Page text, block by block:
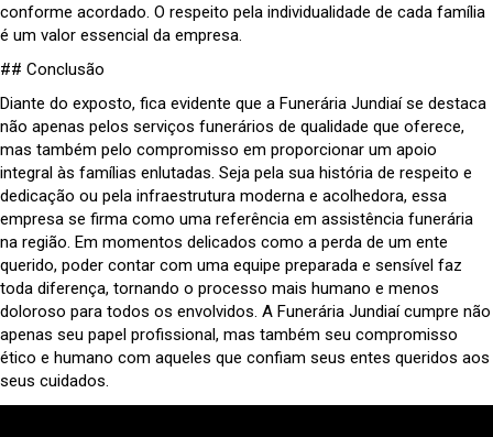
conforme acordado. O respeito pela individualidade de cada família
é um valor essencial da empresa.
## Conclusão
Diante do exposto, fica evidente que a Funerária Jundiaí se destaca
não apenas pelos serviços funerários de qualidade que oferece,
mas também pelo compromisso em proporcionar um apoio
integral às famílias enlutadas. Seja pela sua história de respeito e
dedicação ou pela infraestrutura moderna e acolhedora, essa
empresa se firma como uma referência em assistência funerária
na região. Em momentos delicados como a perda de um ente
querido, poder contar com uma equipe preparada e sensível faz
toda diferença, tornando o processo mais humano e menos
doloroso para todos os envolvidos. A Funerária Jundiaí cumpre não
apenas seu papel profissional, mas também seu compromisso
ético e humano com aqueles que confiam seus entes queridos aos
seus cuidados.